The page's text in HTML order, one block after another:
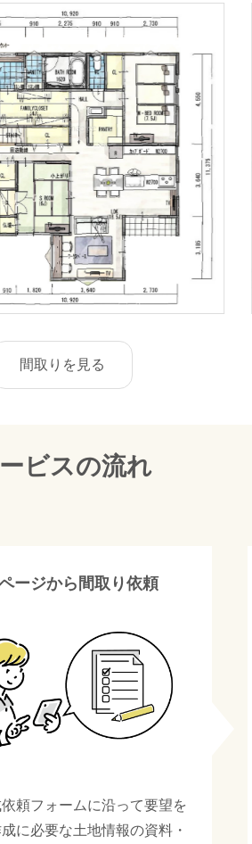
間取りを見る
ビスの流れ
ージから間取り依頼
頼フォームに沿って要望を
に必要な土地情報の資料・